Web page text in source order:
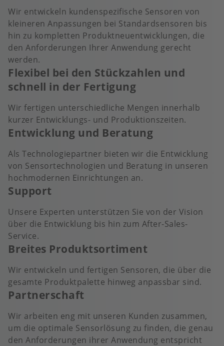
Wir entwickeln kundenspezifische Sensoren von
kleineren Anpassungen bei Standardsensoren bis
hin zu kompletten Produktneuentwicklungen, die
den Anforderungen Ihrer Anwendung gerecht
werden.
Flexibel bei den Stückzahlen und
schnell in der Fertigung
Wir fertigen unterschiedliche Mengen innerhalb
kurzer Entwicklungs- und Produktionszeiten.
Entwicklung und Beratung
Als Technologiepartner bieten wir die Entwicklung
von Sensortechnologien und Beratung in unseren
hochmodernen Einrichtungen an.
Support
Unsere Experten unterstützen Sie von der Vision
über die Entwicklung bis hin zum After-Sales-
Service.
Breites Produktsortiment
Wir entwickeln und fertigen Sensoren, die über die
gesamte Produktpalette hinweg anpassbar sind.
Partnerschaft
Wir arbeiten eng mit unseren Kunden zusammen,
um die optimale Sensorlösung zu finden, die genau
den Anforderungen ihrer Anwendung entspricht